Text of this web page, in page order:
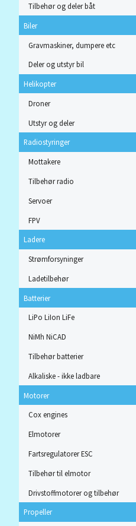
Tilbehør og deler båt
Biler
Gravmaskiner, dumpere etc
Deler og utstyr bil
Helikopter
Droner
Utstyr og deler
Radiostyringer
Mottakere
Tilbehør radio
Servoer
FPV
Ladere
Strømforsyninger
Ladetilbehør
Batterier
LiPo LiIon LiFe
NiMh NiCAD
Tilbehør batterier
Alkaliske - ikke ladbare
Motorer
Cox engines
Elmotorer
Fartsregulatorer ESC
Tilbehør til elmotor
Drivstoffmotorer og tilbehør
Propeller